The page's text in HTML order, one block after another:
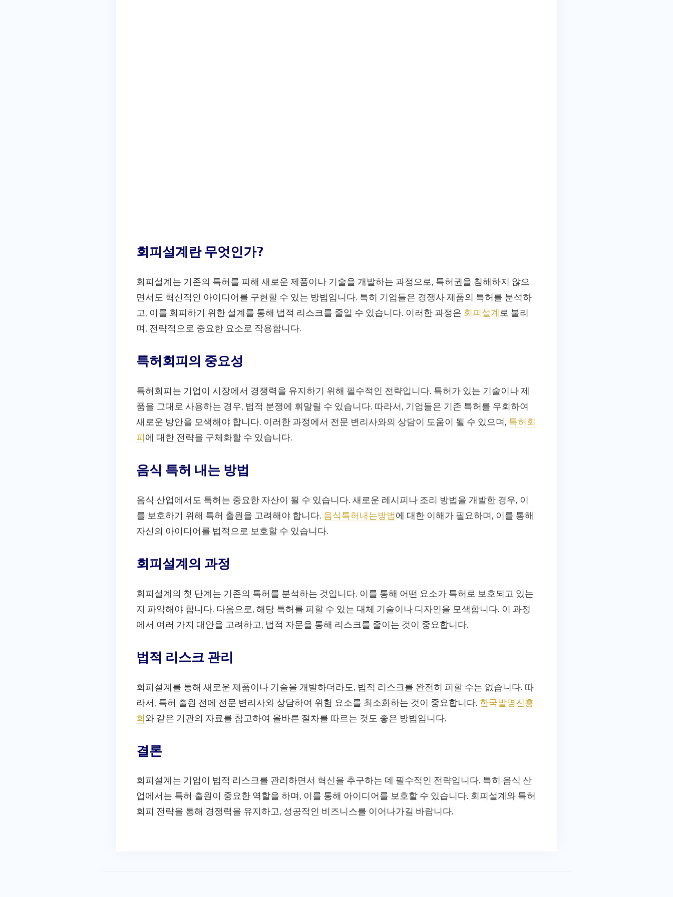
회피설계란 무엇인가?
회피설계는 기존의 특허를 피해 새로운 제품이나 기술을 개발하는 과정으로, 특허권을 침해하지 않으
면서도 혁신적인 아이디어를 구현할 수 있는 방법입니다. 특히 기업들은 경쟁사 제품의 특허를 분석하
고, 이를 회피하기 위한 설계를 통해 법적 리스크를 줄일 수 있습니다. 이러한 과정은 회피설계 로 불리
며, 전략적으로 중요한 요소로 작용합니다.
특허회피의 중요성
특허회피는 기업이 시장에서 경쟁력을 유지하기 위해 필수적인 전략입니다. 특허가 있는 기술이나 제
품을 그대로 사용하는 경우, 법적 분쟁에 휘말릴 수 있습니다. 따라서, 기업들은 기존 특허를 우회하여
새로운 방안을 모색해야 합니다. 이러한 과정에서 전문 변리사와의 상담이 도움이 될 수 있으며, 특허회
피에 대한 전략을 구체화할 수 있습니다.
음식 특허 내는 방법
음식 산업에서도 특허는 중요한 자산이 될 수 있습니다. 새로운 레시피나 조리 방법을 개발한 경우, 이
를 보호하기 위해 특허 출원을 고려해야 합니다. 음식특허내는방법에 대한 이해가 필요하며, 이를 통해
자신의 아이디어를 법적으로 보호할 수 있습니다.
회피설계의 과정
회피설계의 첫 단계는 기존의 특허를 분석하는 것입니다. 이를 통해 어떤 요소가 특허로 보호되고 있는
지 파악해야 합니다. 다음으로, 해당 특허를 피할 수 있는 대체 기술이나 디자인을 모색합니다. 이 과정
에서 여러 가지 대안을 고려하고, 법적 자문을 통해 리스크를 줄이는 것이 중요합니다.
법적 리스크 관리
회피설계를 통해 새로운 제품이나 기술을 개발하더라도, 법적 리스크를 완전히 피할 수는 없습니다. 따
라서, 특허 출원 전에 전문 변리사와 상담하여 위험 요소를 최소화하는 것이 중요합니다. 한국발명진흥
회와 같은 기관의 자료를 참고하여 올바른 절차를 따르는 것도 좋은 방법입니다.
결론
회피설계는 기업이 법적 리스크를 관리하면서 혁신을 추구하는 데 필수적인 전략입니다. 특히 음식 산
업에서는 특허 출원이 중요한 역할을 하며, 이를 통해 아이디어를 보호할 수 있습니다. 회피설계와 특허
회피 전략을 통해 경쟁력을 유지하고, 성공적인 비즈니스를 이어나가길 바랍니다.